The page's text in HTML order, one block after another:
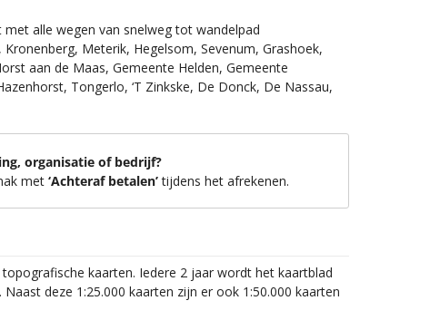
alle wegen van snelweg tot wandelpad
Meterik, Hegelsom, Sevenum, Grashoek,
aan de Maas, Gemeente Helden, Gemeente
Tongerlo, ‘T Zinkske, De Donck, De Nassau,
organisatie of bedrijf?
met ‘Achteraf betalen’tijdens het afrekenen.
kaarten. Iedere 2 jaar wordt het kaartblad
deze 1:25.000 kaarten zijn er ook 1:50.000 kaarten